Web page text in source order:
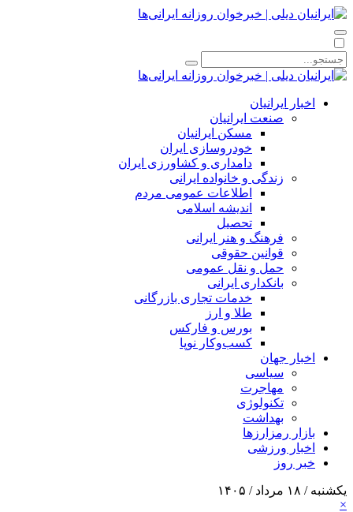
اخبار ایرانیان
صنعت ایرانیان
مسکن ایرانیان
خودروسازی ایران
دامداری و کشاورزی ایران
زندگی و خانواده ایرانی
اطلاعات عمومی مردم
اندیشه اسلامی
تحصیل
فرهنگ و هنر ایرانی
قوانین حقوقی
حمل و نقل عمومی
بانکداری ایرانی
خدمات تجاری بازرگانی
طلا و ارز
بورس و فارکس
کسب‌وکار نوپا
اخبار جهان
سیاسی
مهاجرت
تکنولوژی
بهداشت
بازار رمزارزها
اخبار ورزشی
خبر روز
یکشنبه / ۱۸ مرداد / ۱۴۰۵
×